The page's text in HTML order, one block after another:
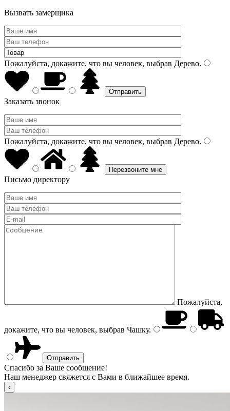
Вызвать замерщика
Пожалуйста, докажите, что вы человек, выбрав Дерево.
Заказать звонок
Пожалуйста, докажите, что вы человек, выбрав Дерево.
Письмо директору
Пожалуйста,
докажите, что вы человек, выбрав Чашку.
Спасибо за Ваше сообщение!
Наш менеджер свяжется с Вами в ближайшее время.